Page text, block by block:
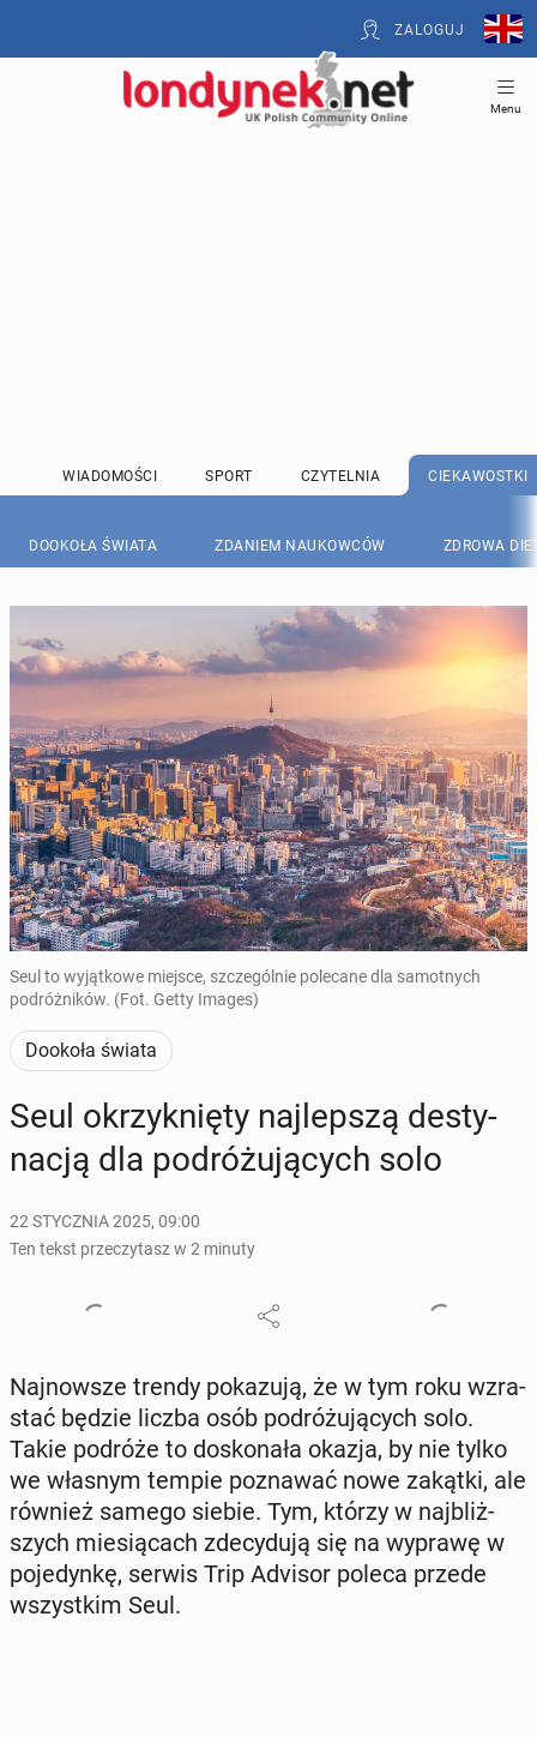
ZALOGUJ
Menu
WIADOMOŚCI SPORT CZYTELNIA CIEKAWOSTKI
DOOKOŁA ŚWIATA ZDANIEM NAUKOWCÓW ZDROWA
Seul to wyjątkowe miejsce, szczególnie polecane dla samotnych
podróżników. (Fot. Getty Images)
Dookoła świata
Seul okrzyk­nię­ty naj­lep­szą de­sty­
na­cją dla po­dró­żu­ją­cych solo
22 STYCZNIA 2025, 09:00
Ten tekst przeczytasz w 2 minuty
Naj­now­sze trendy po­ka­zu­ją, że w tym roku wzra­
stać będzie liczba osób po­dró­żu­ją­cych solo.
Takie podróże to do­sko­na­ła okazja, by nie tylko
we własnym tempie po­zna­wać nowe zakątki, ale
również samego siebie. Tym, którzy w naj­bliż­
szych mie­sią­cach zde­cy­du­ją się na wyprawę w
po­je­dyn­kę, serwis Trip Advisor poleca przede
wszyst­kim Seul.